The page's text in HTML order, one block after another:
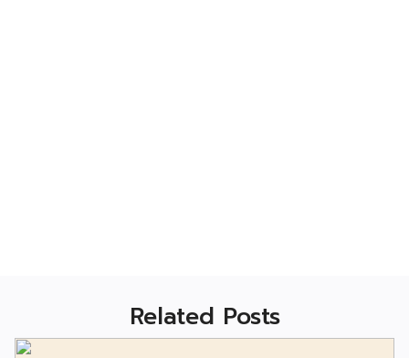
Related Posts